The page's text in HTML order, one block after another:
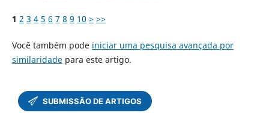
1 2 3 4 5 6 7 8 9 10 > >>
Você também pode iniciar uma pesquisa avançada por
similaridadepara este artigo.